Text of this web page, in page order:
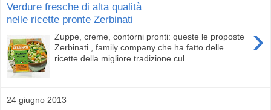
Verdure fresche di alta qualità
nelle ricette pronte Zerbinati
›
Zuppe, creme, contorni pronti: queste le proposte
Zerbinati , family company che ha fatto delle
ricette della migliore tradizione cul...
24 giugno 2013